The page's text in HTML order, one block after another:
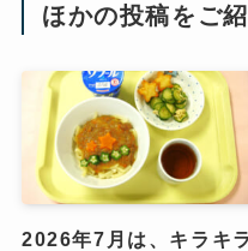
ほかの投稿をご
2026年7月は、キラキラ